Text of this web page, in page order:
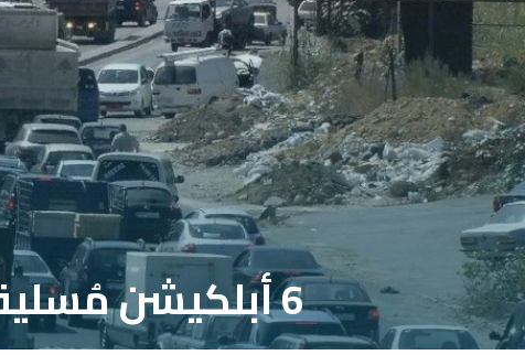
6 أبلكيشن مُسلية في زحمة الطريق: طرقع الـ Bubble Wrap